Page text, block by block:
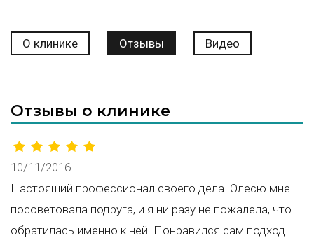
О клинике Отзывы Видео
Отзывы о клинике
10/11/2016
Настоящий профессионал своего дела. Олесю мне
посоветовала подруга, и я ни разу не пожалела, что
обратилась именно к ней. Понравился сам подход .